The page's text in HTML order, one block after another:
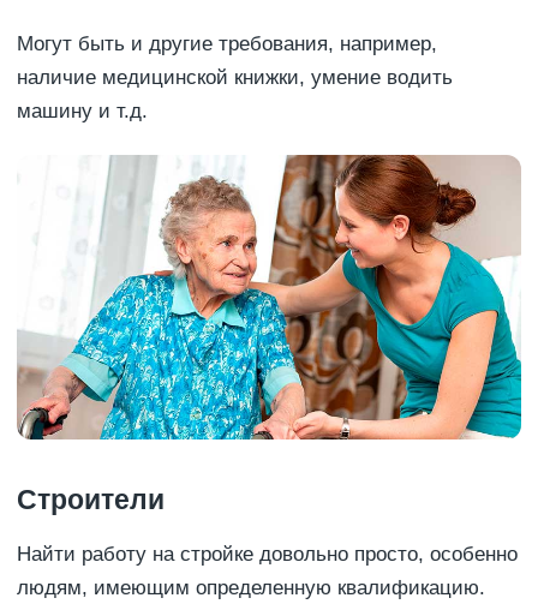
Могут быть и другие требования, например,
наличие медицинской книжки, умение водить
машину и т.д.
Строители
Найти работу на стройке довольно просто, особенно
людям, имеющим определенную квалификацию.